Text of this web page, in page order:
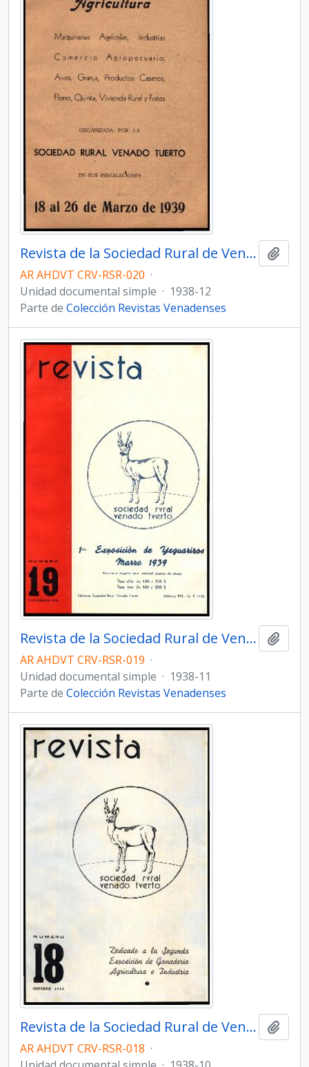
Revista de la Sociedad Rural de Venado Tuerto - Número 20
AR AHDVT CRV-RSR-020 ·
Unidad documental simple · 1938-12
Parte de Colección Revistas Venadenses
Revista de la Sociedad Rural de Venado Tuerto - Número 19
AR AHDVT CRV-RSR-019 ·
Unidad documental simple · 1938-11
Parte de Colección Revistas Venadenses
Revista de la Sociedad Rural de Venado Tuerto - Número 18
AR AHDVT CRV-RSR-018 ·